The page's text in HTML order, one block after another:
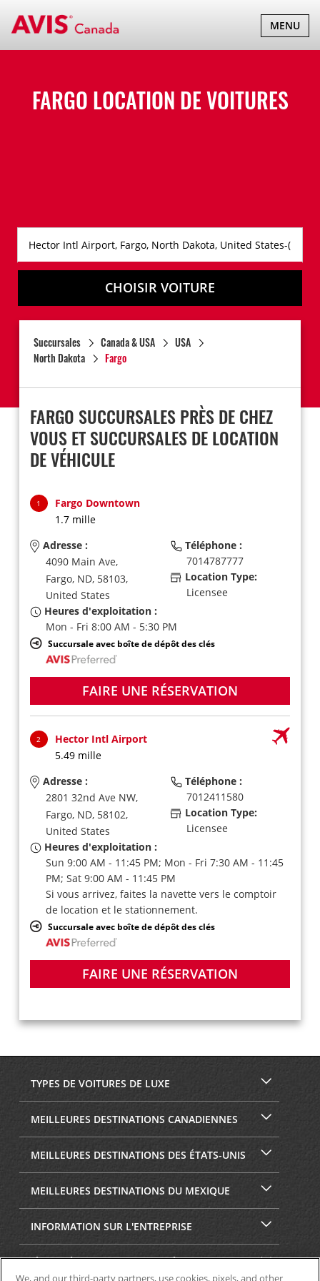
BASCULER
LA
MENU
FARGO LOCATION DE VOITURES
CHOISIR VOITURE
Succursales Canada & USA
USA
North Dakota
Fargo
FARGO SUCCURSALES PRÈS DE CHEZ
VOUS ET SUCCURSALES DE LOCATION
DE VÉHICULE
1
Fargo Downtown
1.7 mille
Adresse :
4090 Main Ave,
Fargo, ND, 58103,
United States
Téléphone :
7014787777
Location Type:
Licensee
Heures d'exploitation :
Mon - Fri 8:00 AM - 5:30 PM
Succursale avec boîte de dépôt des clés
FAIRE UNE RÉSERVATION
2
Hector Intl Airport
5.49 mille
Adresse :
2801 32nd Ave NW,
Fargo, ND, 58102,
United States
Téléphone :
7012411580
Location Type:
Licensee
Heures d'exploitation :
Sun 9:00 AM - 11:45 PM; Mon - Fri 7:30 AM - 11:45
PM; Sat 9:00 AM - 11:45 PM
Si vous arrivez, faites la navette vers le comptoir
de location et le stationnement.
Succursale avec boîte de dépôt des clés
FAIRE UNE RÉSERVATION
TYPES DE VOITURES DE LUXE
MEILLEURES DESTINATIONS CANADIENNES
MEILLEURES DESTINATIONS DES ÉTATS-UNIS
MEILLEURES DESTINATIONS DU MEXIQUE
INFORMATION SUR L'ENTREPRISE
SÉCURITÉ ET CONFIDENTIALITÉ
We, and our third-party partners, use cookies, pixels, and other